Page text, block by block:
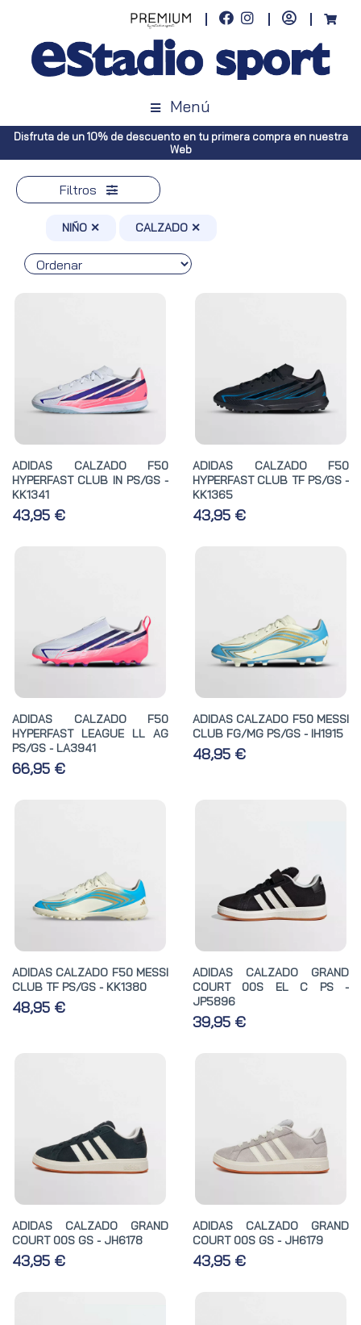
Menú
nuestra
Envíos gratuitos a toda España (Canarias, pedidos
Península, pedidos superiores a 100€)
Filtros
NIÑO ✕ CALZADO ✕
ADIDAS CALZADO F50
HYPERFAST CLUB IN PS/GS -
KK1341
43,95 €
ADIDAS CALZADO F50
HYPERFAST CLUB TF PS/GS -
KK1365
43,95 €
ADIDAS CALZADO F50
HYPERFAST LEAGUE LL AG
PS/GS - LA3941
66,95 €
ADIDAS CALZADO F50 MESSI
CLUB FG/MG PS/GS - IH1915
48,95 €
ADIDAS CALZADO F50 MESSI
CLUB TF PS/GS - KK1380
48,95 €
ADIDAS CALZADO GRAND
COURT 00S EL C PS -
JP5896
39,95 €
ADIDAS CALZADO GRAND
COURT 00S GS - JH6178
43,95 €
ADIDAS CALZADO GRAND
COURT 00S GS - JH6179
43,95 €